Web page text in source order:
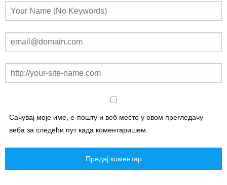
Сачувај моје име, е-пошту и веб место у овом прегледачу
веба за следећи пут када коментаришем.